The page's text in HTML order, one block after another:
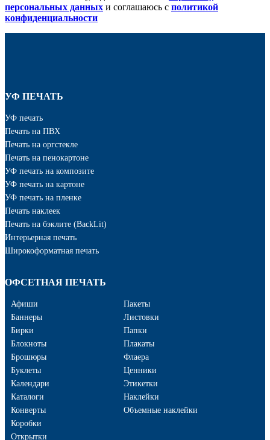
персональных данных и соглашаюсь с политикой
конфиденциальности
УФ ПЕЧАТЬ
УФ печать
Печать на ПВХ
Печать на оргстекле
Печать на пенокартоне
УФ печать на композите
УФ печать на картоне
УФ печать на пленке
Печать наклеек
Печать на бэклите (BackLit)
Интерьерная печать
Широкоформатная печать
ОФСЕТНАЯ ПЕЧАТЬ
Афиши
Баннеры
Бирки
Блокноты
Брошюры
Буклеты
Календари
Каталоги
Конверты
Коробки
Открытки
Пакеты
Листовки
Папки
Плакаты
Флаера
Ценники
Этикетки
Наклейки
Объемные наклейки